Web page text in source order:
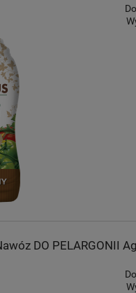
DO PELARGONII